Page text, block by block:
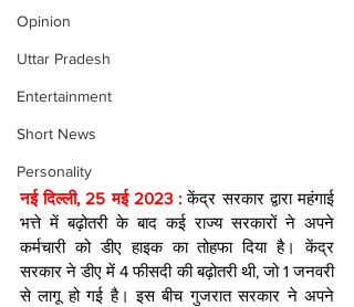
Opinion
Uttar Pradesh
Entertainment
Short News
Personality
नई दिल्ली, 25 मई 2023 : केंद्र सरकार द्वारा महंगाई
भत्ते में बढ़ोतरी के बाद कई राज्य सरकारों ने अपने
कर्मचारी को डीए हाइक का तोहफा दिया है। केंद्र
सरकार ने डीए में 4 फीसदी की बढ़ोतरी थी, जो 1 जनवरी
से लागू हो गई है। इस बीच गुजरात सरकार ने अपने